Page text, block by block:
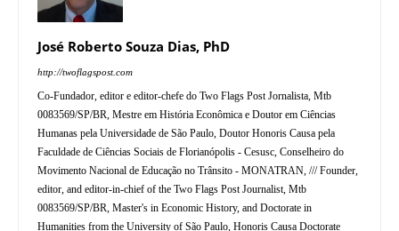
José Roberto Souza Dias, PhD
http://twoflagspost.com
Co-Fundador, editor e editor-chefe do Two Flags Post Jornalista, Mtb
0083569/SP/BR, Mestre em História Econômica e Doutor em Ciências
Humanas pela Universidade de São Paulo, Doutor Honoris Causa pela
Faculdade de Ciências Sociais de Florianópolis - Cesusc, Conselheiro do
Movimento Nacional de Educação no Trânsito - MONATRAN, /// Founder,
editor, and editor-in-chief of the Two Flags Post Journalist, Mtb
0083569/SP/BR, Master's in Economic History, and Doctorate in
Humanities from the University of São Paulo, Honoris Causa Doctorate